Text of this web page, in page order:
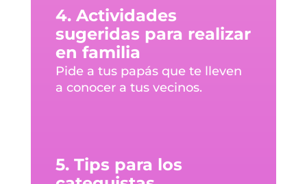
4. Actividades
sugeridas para realizar
en familia
Pide a tus papás que te lleven
a conocer a tus vecinos.
5. Tips para los